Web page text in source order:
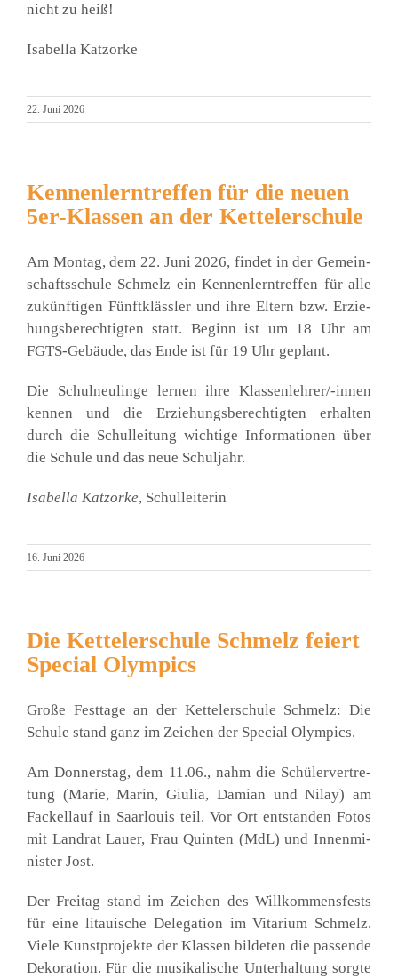
nicht zu heiß!
Isa­bel­la Katz­or­ke
22. Juni 2026
Kennenlerntreffen für die neuen
5er-Klassen an der Kettelerschule
Am Mon­tag, dem 22. Juni 2026, fin­det in der Gemein­
schafts­schu­le Schmelz ein Ken­nen­lern­tref­fen für alle
zukünf­ti­gen Fünft­kläss­ler und ihre Eltern bzw. Erzie­
hungs­be­rech­tig­ten statt. Beginn ist um 18 Uhr am
FGTS-Gebäu­­de, das Ende ist für 19 Uhr geplant.
Die Schul­neu­lin­ge ler­nen ihre Klas­­sen­­leh­­rer/-innen
ken­nen und die Erzie­hungs­be­rech­tig­ten erhal­ten
durch die Schul­lei­tung wich­ti­ge Infor­ma­tio­nen über
die Schu­le und das neue Schul­jahr.
Isa­bel­la Katz­or­ke, Schul­lei­te­rin
16. Juni 2026
Die Kettelerschule Schmelz feiert
Special Olympics
Gro­ße Fest­ta­ge an der Ket­tel­er­schu­le Schmelz: Die
Schu­le stand ganz im Zei­chen der Spe­cial Olym­pics.
Am Don­ners­tag, dem 11.06., nahm die Schü­ler­ver­tre­
tung (Marie, Marin, Giu­lia, Dami­an und Nil­ay) am
Fackel­lauf in Saar­lou­is teil. Vor Ort ent­stan­den Fotos
mit Land­rat Lau­er, Frau Quin­ten (MdL) und Innen­mi­
nis­ter Jost.
Der Frei­tag stand im Zei­chen des Will­kom­mens­fests
für eine litaui­sche Dele­ga­ti­on im Vita­ri­um Schmelz.
Vie­le Kunst­pro­jek­te der Klas­sen bil­de­ten die pas­sen­de
Deko­ra­ti­on. Für die musi­ka­li­sche Unter­hal­tung sorg­te